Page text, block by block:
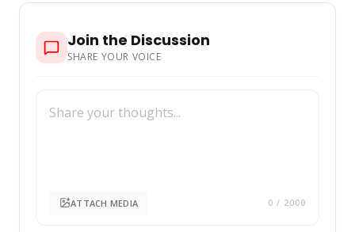
Join the Discussion
SHARE YOUR VOICE
ATTACH MEDIA 0 / 2000